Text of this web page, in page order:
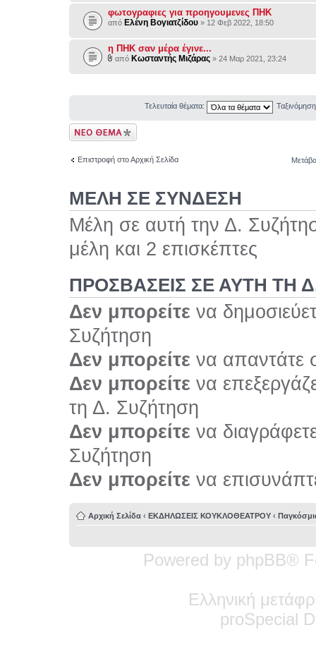
φωτογραφιες για προηγουμενες ΠΗΚ
από Ελένη Βογιατζίδου » 12 Φεβ 2022, 18:50
η ΠΗΚ σαν μέρα έγινε...
από Κωσταντής Μιζάρας » 24 Μαρ 2021, 23:24
Τελευταία θέματα:
Δημιουργία νέου
θέματος
Επιστροφή στο Αρχική Σελίδα
ΜΕΛΗ ΣΕ ΣΥΝΔΕΣΗ
Μέλη σε αυτή την Δ.
μέλη και 2 επισκέπτες
ΠΡΟΣΒΆΣΕΙΣ ΣΕ ΑΥΤΉ ΤΗ
Δεν μπορείτε να
Συζήτηση
Δεν μπορείτε να απαντάτε
Δεν μπορείτε να
τη Δ. Συζήτηση
Δεν μπορείτε να
Συζήτηση
Δεν μπορείτε να
Αρχική Σελίδα ‹ ΕΚΔΗΛΩΣΕΙΣ ΚΟΥΚΛΟΘΕΑΤΡΟΥ ‹
Powered by phpBB®
Ελληνική
proSpecial